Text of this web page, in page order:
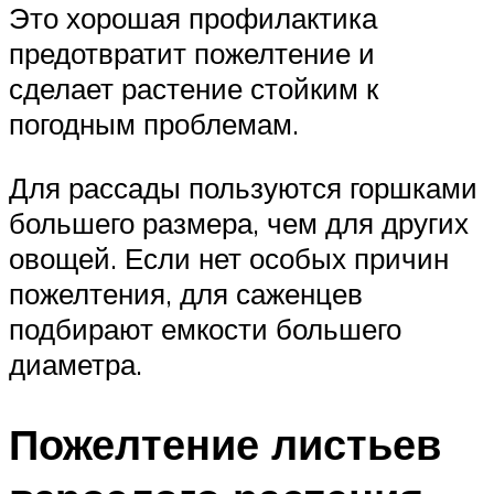
Это хорошая профилактика
предотвратит пожелтение и
сделает растение стойким к
погодным проблемам.
Для рассады пользуются горшками
большего размера, чем для других
овощей. Если нет особых причин
пожелтения, для саженцев
подбирают емкости большего
диаметра.
Пожелтение листьев